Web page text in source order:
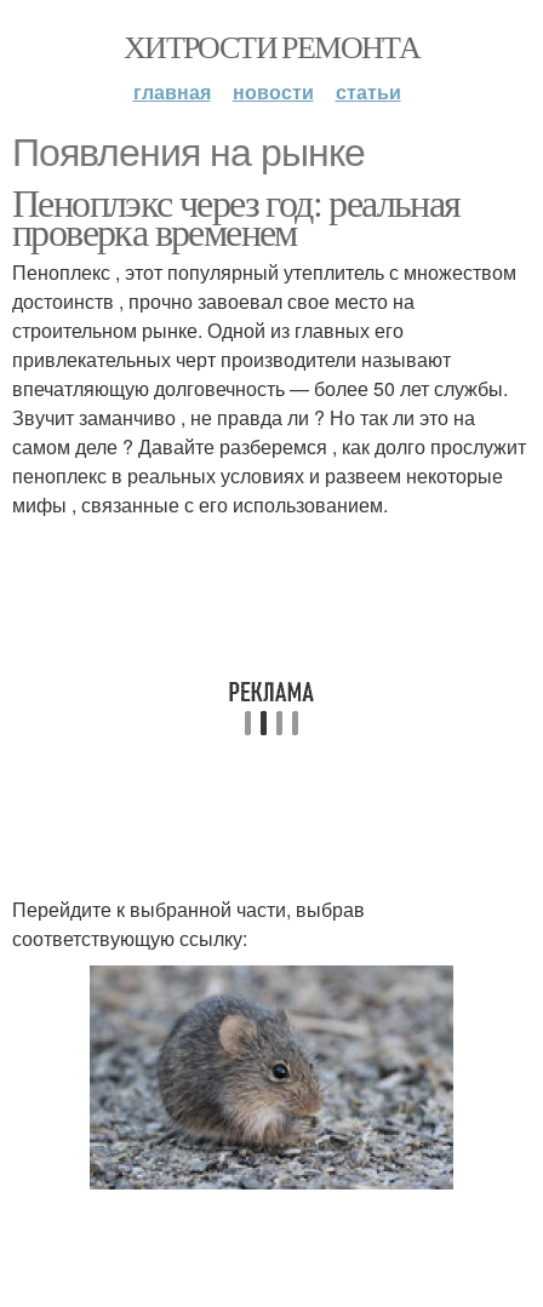
ХИТРОСТИ РЕМОНТА
главная новости статьи
Появления на рынке
Пеноплэкс через год: реальная
проверка временем
Пеноплекс , этот популярный утеплитель с множеством
достоинств , прочно завоевал свое место на
строительном рынке. Одной из главных его
привлекательных черт производители называют
впечатляющую долговечность — более 50 лет службы.
Звучит заманчиво , не правда ли ? Но так ли это на
самом деле ? Давайте разберемся , как долго прослужит
пеноплекс в реальных условиях и развеем некоторые
мифы , связанные с его использованием.
Перейдите к выбранной части, выбрав
соответствующую ссылку: